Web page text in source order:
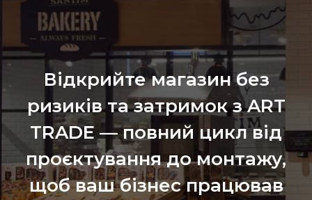
Відкрийте магазин без
ризиків та затримок з ART
TRADE — повний цикл від
проєктування до монтажу,
щоб ваш бізнес працював